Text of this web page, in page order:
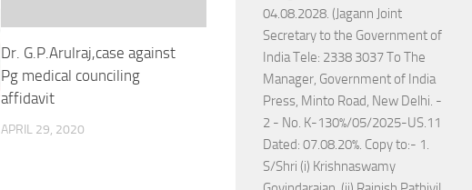
Dr. G.P.Arulraj,case against
Pg medical counciling
affidavit
APRIL 29, 2020
04.08.2028. (Jagann Joint
Secretary to the Government of
India Tele: 2338 3037 To The
Manager, Government of India
Press, Minto Road, New Delhi. -
2 - No. K-130%/05/2025-US.11
Dated: 07.08.20%. Copy to:- 1.
S/Shri (i) Krishnaswamy